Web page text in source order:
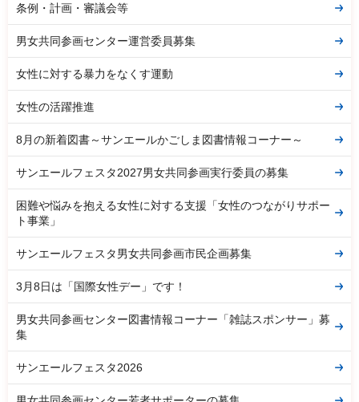
条例・計画・審議会等
男女共同参画センター運営委員募集
女性に対する暴力をなくす運動
女性の活躍推進
8月の新着図書～サンエールかごしま図書情報コーナー～
サンエールフェスタ2027男女共同参画実行委員の募集
困難や悩みを抱える女性に対する支援「女性のつながりサポー
ト事業」
サンエールフェスタ男女共同参画市民企画募集
3月8日は「国際女性デー」です！
男女共同参画センター図書情報コーナー「雑誌スポンサー」募
集
サンエールフェスタ2026